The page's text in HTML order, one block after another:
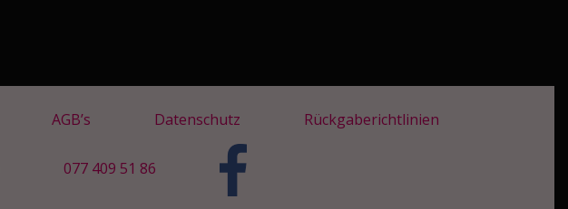
AGB’s Datenschutz Rückgaberichtlinien
077 409 51 86